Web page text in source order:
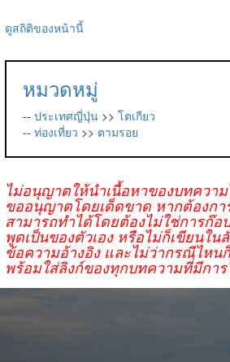
ดูสถิติของหน้านี้
หมวดหมู่
-- ประเทศญี่ปุ่น >> โตเกียว
-- ท่องเที่ยว >> ตามรอย
ไม่อนุญาตให้นำเนื้อหาของบทควา
ขออนุญาตโดยเด็ดขาด หากต้องกา
สามารถทำได้โดยต้องไม่ใช่การก๊อ
พูดเป็นของตัวเอง หรือไม่ก็เขียนใ
ข้อความอ้างอิง และไม่ว่ากรณีไหน
พร้อมใส่ลิงก์ของทุกบทความที่มีการ